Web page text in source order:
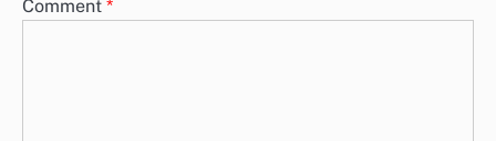
Comment *